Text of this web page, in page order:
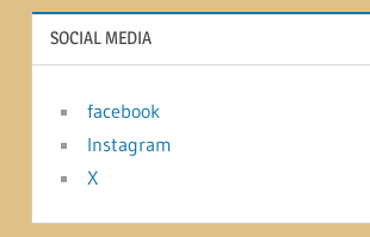
SOCIAL MEDIA
facebook
Instagram
X